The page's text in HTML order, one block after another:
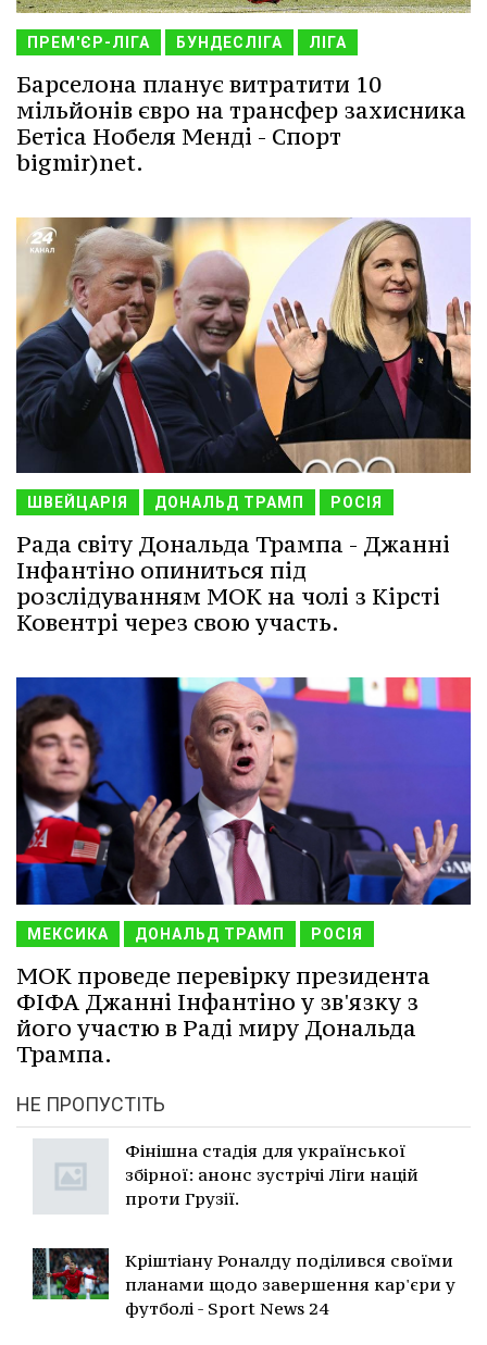
ПРЕМ'ЄР-ЛІГА БУНДЕСЛІГА ЛІГА
Барселона планує витратити 10
мільйонів євро на трансфер захисника
Бетіса Нобеля Менді - Спорт
bigmir)net.
ШВЕЙЦАРІЯ ДОНАЛЬД ТРАМП РОСІЯ
Рада світу Дональда Трампа - Джанні
Інфантіно опиниться під
розслідуванням МОК на чолі з Кірсті
Ковентрі через свою участь.
МЕКСИКА ДОНАЛЬД ТРАМП РОСІЯ
МОК проведе перевірку президента
ФІФА Джанні Інфантіно у зв'язку з
його участю в Раді миру Дональда
Трампа.
НЕ ПРОПУСТІТЬ
Фінішна стадія для української
збірної: анонс зустрічі Ліги націй
проти Грузії.
Кріштіану Роналду поділився своїми
планами щодо завершення кар'єри у
футболі - Sport News 24